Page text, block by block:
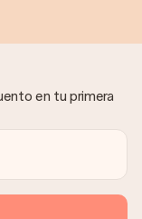
en tu primera